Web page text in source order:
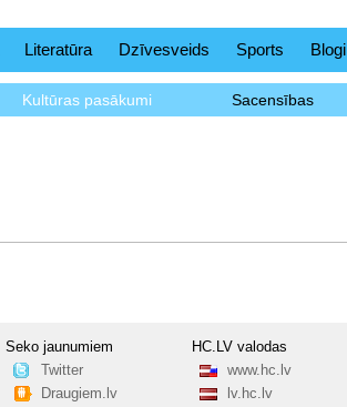
Literatūra Dzīvesveids Sports Blogi
Kultūras pasākumi Sacensības
Seko jaunumiem
Twitter
Draugiem.lv
HC.LV valodas
www.hc.lv
lv.hc.lv